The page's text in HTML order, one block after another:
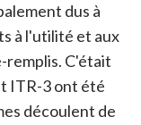
dus à
à l'utilité et aux
remplis. C'était
ITR-3 ont été
découlent de